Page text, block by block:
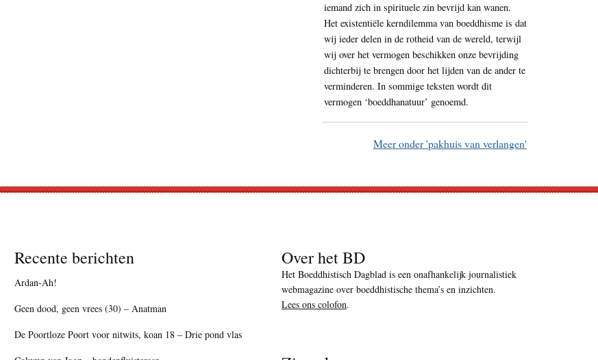
iemand zich in spirituele zin bevrijd kan wanen.
Het existentiële kerndilemma van boeddhisme is dat
wij ieder delen in de rotheid van de wereld, terwijl
wij over het vermogen beschikken onze bevrijding
dichterbij te brengen door het lijden van de ander te
verminderen. In sommige teksten wordt dit
vermogen ‘boeddhanatuur’ genoemd.
Meer onder 'pakhuis van verlangen'
Recente berichten
Ardan-Ah!
Geen dood, geen vrees (30) – Anatman
De Poortloze Poort voor nitwits, koan 18 – Drie pond vlas
Over het BD
Het Boeddhistisch Dagblad is een onafhankelijk journalistiek
webmagazine over boeddhistische thema’s en inzichten.
Lees ons colofon.